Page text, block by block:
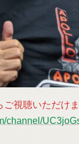
ご視聴いただけ
channel/